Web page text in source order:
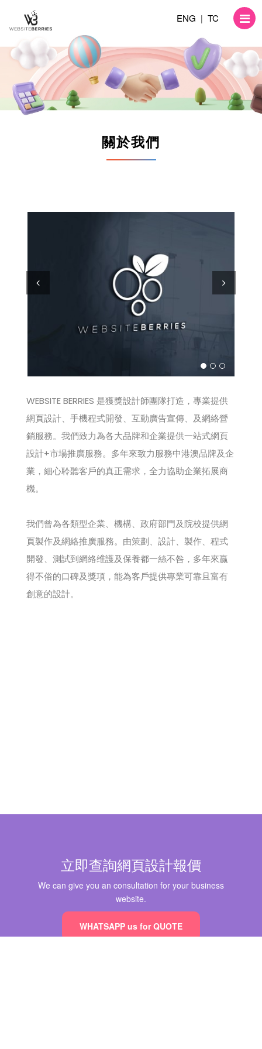
ENG | TC
關於我們
WEBSITE BERRIES 是獲獎設計師團隊打造，專業提供
網頁設計、手機程式開發、互動廣告宣傳、及網絡營
銷服務。我們致力為各大品牌和企業提供一站式網頁
設計+市場推廣服務。多年來致力服務中港澳品牌及企
業，細心聆聽客戶的真正需求，全力協助企業拓展商
機。
我們曾為各類型企業、機構、政府部門及院校提供網
頁製作及網絡推廣服務。由策劃、設計、製作、程式
開發、測試到網絡维護及保養都一絲不咎，多年來贏
得不俗的口碑及獎項，能為客戶提供專業可靠且富有
創意的設計。
立即查詢網頁設計報價
We can give you an consultation for your business
website.
WHATSAPP us for QUOTE